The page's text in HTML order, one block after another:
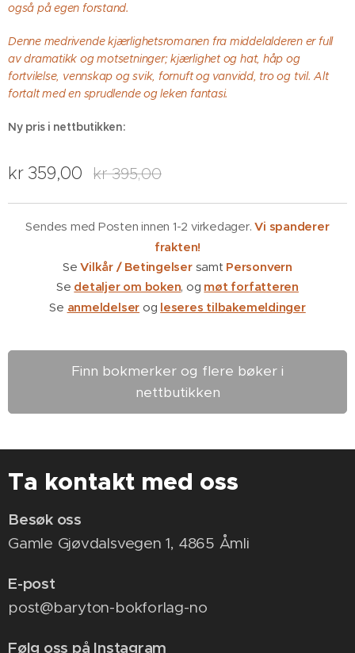
også på egen forstand.
Denne medrivende kjærlighetsromanen fra middelalderen er full
av dramatikk og motsetninger; kjærlighet og hat, håp og
fortvilelse, vennskap og svik, fornuft og vanvidd, tro og tvil. Alt
fortalt med en sprudlende og leken fantasi.
Ny pris i nettbutikken:
kr 359,00 kr395,00
Sendes med Posten innen 1-2 virkedager.Vi spanderer
frakten!
SeVilkår / Betingelser samt Personvern
Se detaljer om boken, og møt forfatteren
Se anmeldelser og leseres tilbakemeldinger
Finn bokmerker og flere bøker i
nettbutikken
Ta kontakt med oss
Besøk oss
Gamle Gjøvdalsvegen 1, 4865 Åmli
E-post
post@baryton-bokforlag-no
Følg oss på Instagram